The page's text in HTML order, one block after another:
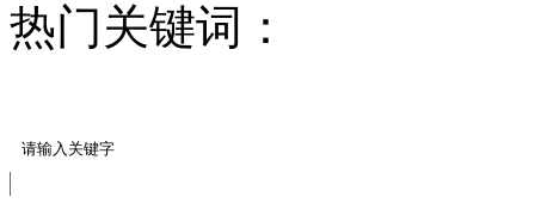
热门关键词：